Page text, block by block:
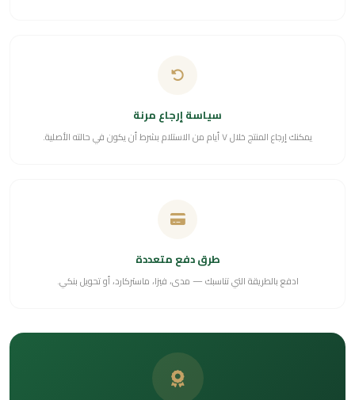
سياسة إرجاع مرنة
يمكنك إرجاع المنتج خلال ٧ أيام من الاستلام بشرط أن يكون في حالته الأصلية.
طرق دفع متعددة
ادفع بالطريقة التي تناسبك — مدى، فيزا، ماستركارد، أو تحويل بنكي.